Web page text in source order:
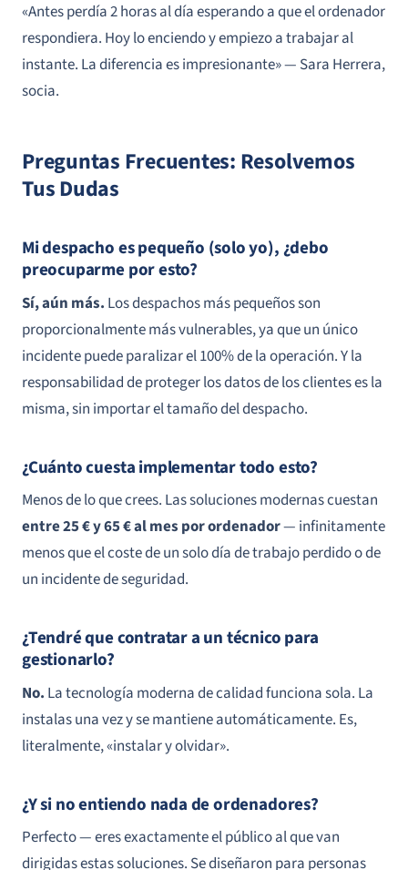
«Antes perdía 2 horas al día esperando a que el ordenador
respondiera. Hoy lo enciendo y empiezo a trabajar al
instante. La diferencia es impresionante»— Sara Herrera,
socia.
Preguntas Frecuentes: Resolvemos
Tus Dudas
Mi despacho es pequeño (solo yo), ¿debo
preocuparme por esto?
Sí, aún más. Los despachos más pequeños son
proporcionalmente más vulnerables, ya que un único
incidente puede paralizar el 100% de la operación. Y la
responsabilidad de proteger los datos de los clientes es la
misma, sin importar el tamaño del despacho.
¿Cuánto cuesta implementar todo esto?
Menos de lo que crees. Las soluciones modernas cuestan
entre 25 € y 65 € al mes por ordenador— infinitamente
menos que el coste de un solo día de trabajo perdido o de
un incidente de seguridad.
¿Tendré que contratar a un técnico para
gestionarlo?
No. La tecnología moderna de calidad funciona sola. La
instalas una vez y se mantiene automáticamente. Es,
literalmente, «instalar y olvidar».
¿Y si no entiendo nada de ordenadores?
Perfecto — eres exactamente el público al que van
dirigidas estas soluciones. Se diseñaron para personas